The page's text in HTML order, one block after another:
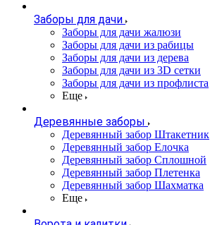
Заборы для дачи
Заборы для дачи жалюзи
Заборы для дачи из рабицы
Заборы для дачи из дерева
Заборы для дачи из 3D сетки
Заборы для дачи из профлиста
Еще
Деревянные заборы
Деревянный забор Штакетник
Деревянный забор Елочка
Деревянный забор Сплошной
Деревянный забор Плетенка
Деревянный забор Шахматка
Еще